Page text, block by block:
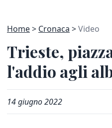
Home Cronaca Video
Trieste,
l'addio agli
14 giugno 2022